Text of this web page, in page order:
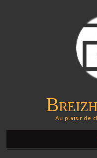
Au plaisir de